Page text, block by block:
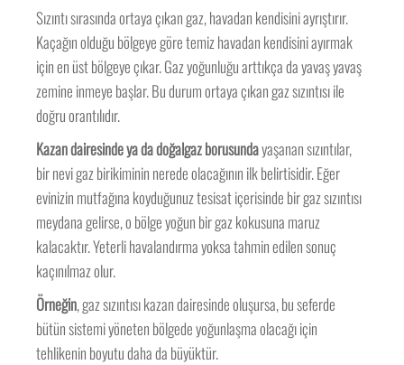
Sızıntı sırasında ortaya çıkan gaz, havadan kendisini ayrıştırır.
Kaçağın olduğu bölgeye göre temiz havadan kendisini ayırmak
için en üst bölgeye çıkar. Gaz yoğunluğu arttıkça da yavaş yavaş
zemine inmeye başlar. Bu durum ortaya çıkan gaz sızıntısı ile
doğru orantılıdır.
Kazan dairesinde ya da doğalgaz borusundayaşanan sızıntılar,
bir nevi gaz birikiminin nerede olacağının ilk belirtisidir. Eğer
evinizin mutfağına koyduğunuz tesisat içerisinde bir gaz sızıntısı
meydana gelirse, o bölge yoğun bir gaz kokusuna maruz
kalacaktır. Yeterli havalandırma yoksa tahmin edilen sonuç
kaçınılmaz olur.
Örneğin, gaz sızıntısı kazan dairesinde oluşursa, bu seferde
bütün sistemi yöneten bölgede yoğunlaşma olacağı için
tehlikenin boyutu daha da büyüktür.